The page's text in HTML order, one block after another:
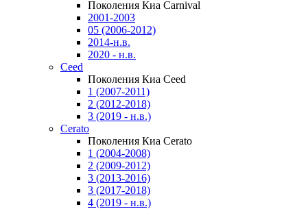
Поколения Киа Carnival
2001-2003
05 (2006-2012)
2014-н.в.
2020 - н.в.
Ceed
Поколения Киа Ceed
1 (2007-2011)
2 (2012-2018)
3 (2019 - н.в.)
Cerato
Поколения Киа Cerato
1 (2004-2008)
2 (2009-2012)
3 (2013-2016)
3 (2017-2018)
4 (2019 - н.в.)